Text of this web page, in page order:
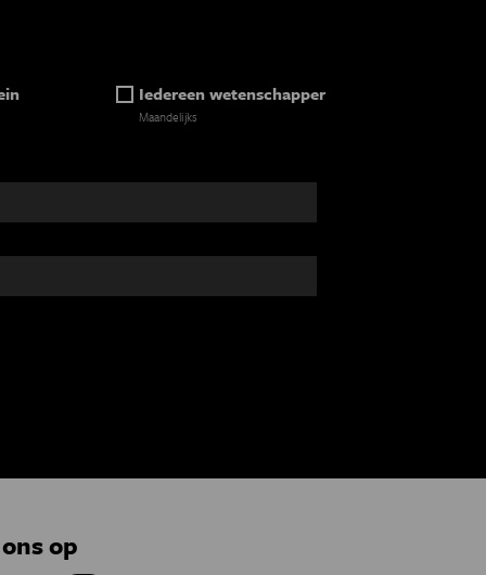
Iedereen wetenschapper
Maandelijks
op